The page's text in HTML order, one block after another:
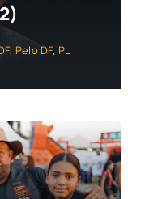
, Pelo DF, PL